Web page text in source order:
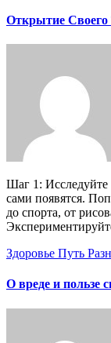
Открытие Своего
Шаг 1: Исследуйте Различные Области Не ждите, что таланты
сами появятся.
до спорта, от
Здоровье Путь
О вреде и пользе